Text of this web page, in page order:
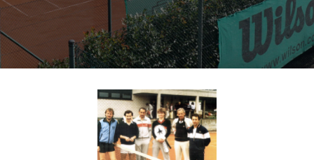
L
T
E
N